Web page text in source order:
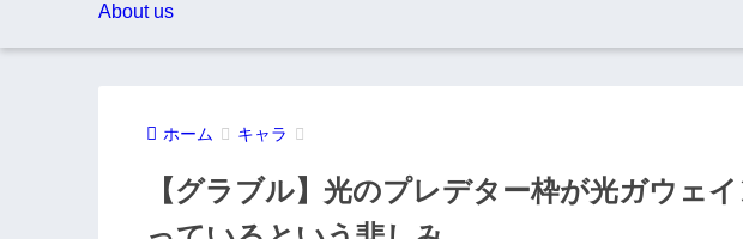
About us
ホーム キャラ
【グラブル】光のプレデター枠が光ガウェ